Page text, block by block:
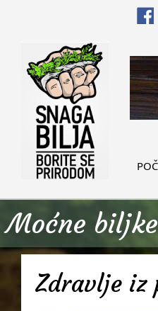
Moćne biljke
Zdravlje iz